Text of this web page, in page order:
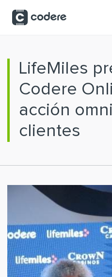
LifeMiles
Codere
acción
clientes